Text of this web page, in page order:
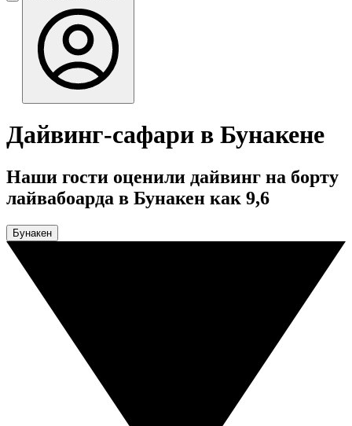
Дайвинг-сафари в Бунакене
Наши гости оценили дайвинг на борту
лайвабоарда в Бунакен как 9,6
Бунакен